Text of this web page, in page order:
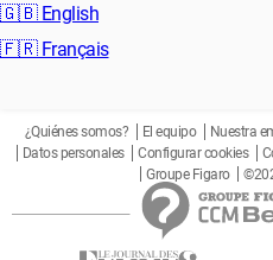
🇬🇧 English
🇫🇷 Français
¿Quiénes somos? El equipo Nuestra
Datos personales
Configurar cookies
Groupe Figaro